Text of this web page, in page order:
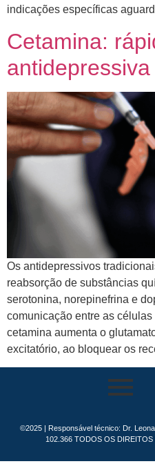
indicações específicas
Cetamina:
Os antidepressivos
reabsorção de substâncias
serotonina, norepinefrina e
comunicação entre as
cetamina aumenta o
excitatório, ao bloquear os
©2025 | Responsável técnico: Dr.
102.366 TODOS OS DIREITOS